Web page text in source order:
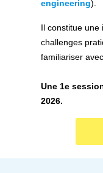
engineering).
Il constitue une
challenges
familiariser
Une 1e
2026.